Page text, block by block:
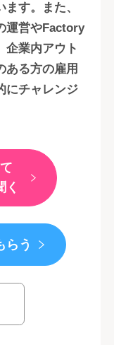
す。また、
運営やFactory
企業内アウト
ある方の雇用
にチャレンジ
く
らう